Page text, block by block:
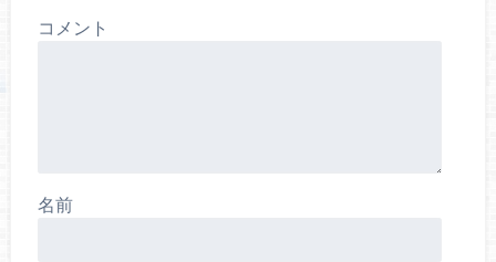
コメント
名前